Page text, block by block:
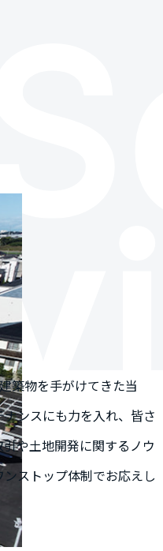
i
築物を手がけてきた当
ンスにも力を入れ、皆さ
や土地開発に関するノウ
ストップ体制でお応えし